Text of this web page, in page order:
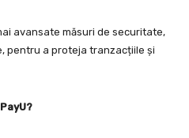
avansate măsuri de securitate,
pentru a proteja tranzacțiile și